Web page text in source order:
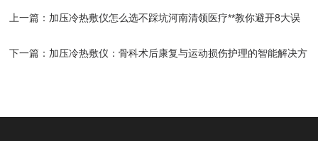
上一篇： 加压冷热敷仪怎么选不踩坑河南清领医疗**教你避开8大误
区
下一篇： 加压冷热敷仪：骨科术后康复与运动损伤护理的智能解决方